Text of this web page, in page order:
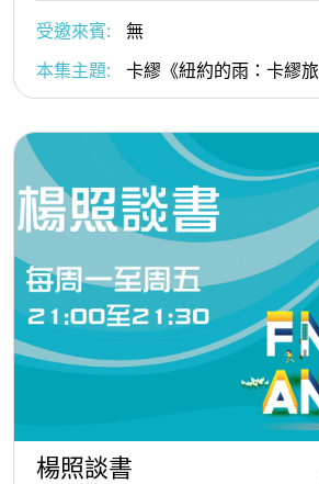
受邀來賓:
無
本集主題:
卡繆《紐約的雨：卡繆
楊照談書